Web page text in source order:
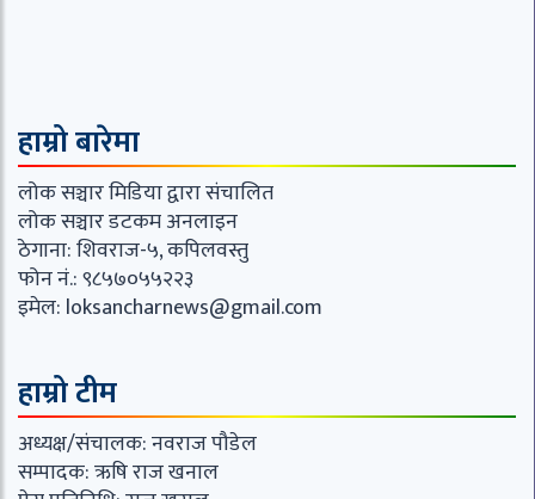
हाम्रो बारेमा
लोक सञ्चार मिडिया द्वारा संचालित
लोक सञ्चार डटकम अनलाइन
ठेगाना: शिवराज-५, कपिलवस्तु
फोन नं.: ९८५७०५५२२३
इमेल: loksancharnews@gmail.com
हाम्रो टीम
अध्यक्ष/संचालक: नवराज पौडेल
सम्पादक: ऋषि राज खनाल